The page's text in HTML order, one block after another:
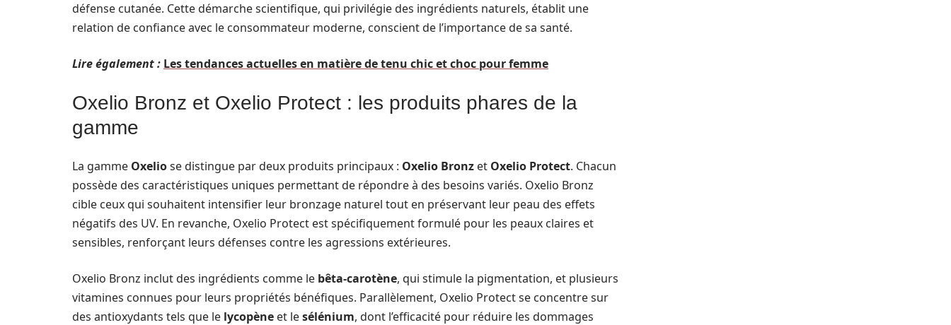
défense cutanée. Cette démarche scientifique, qui privilégie des ingrédients naturels, établit une
relation de confiance avec le consommateur moderne, conscient de l’importance de sa santé.
Lire également : Les tendances actuelles en matière de tenu chic et choc pour femme
Oxelio Bronz et Oxelio Protect : les produits phares de la
gamme
La gamme Oxeliose distingue par deux produits principaux : Oxelio Bronz et Oxelio Protect. Chacun
possède des caractéristiques uniques permettant de répondre à des besoins variés. Oxelio Bronz
cible ceux qui souhaitent intensifier leur bronzage naturel tout en préservant leur peau des effets
négatifs des UV. En revanche, Oxelio Protect est spécifiquement formulé pour les peaux claires et
sensibles, renforçant leurs défenses contre les agressions extérieures.
Oxelio Bronz inclut des ingrédients comme le bêta-carotène, qui stimule la pigmentation, et plusieurs
vitamines connues pour leurs propriétés bénéfiques. Parallèlement, Oxelio Protect se concentre sur
des antioxydants tels que le lycopène et lesélénium, dont l’efficacité pour réduire les dommages